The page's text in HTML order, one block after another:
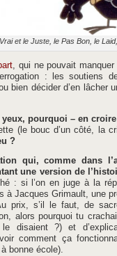
et le Juste, le Pas Bon, le
, qui ne pouvait
: les soutiens
bien décider d’en lâcher
pourquoi – en
(le bouc d’un côté, la
?
qui, comme dans
une version de
: si l’on en juge à la
à Jacques Grimault, une
prix, s’il le faut, de
alors pourquoi tu
disaient ?) et
comment ça
bonne école).